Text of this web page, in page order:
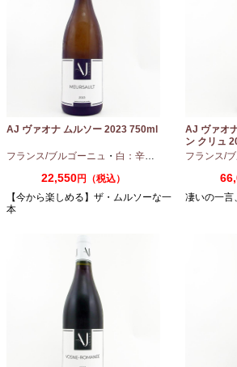
AJ ヴァオナ ムルソー 2023 750ml
フランス/ブルゴーニュ ・ 白：辛口 シャルドネ
22,550円（税込）
【今から楽しめる】ザ・ムルソーな一
本
AJ ヴァオ
ン クリュ
フランス/
凄いの一言